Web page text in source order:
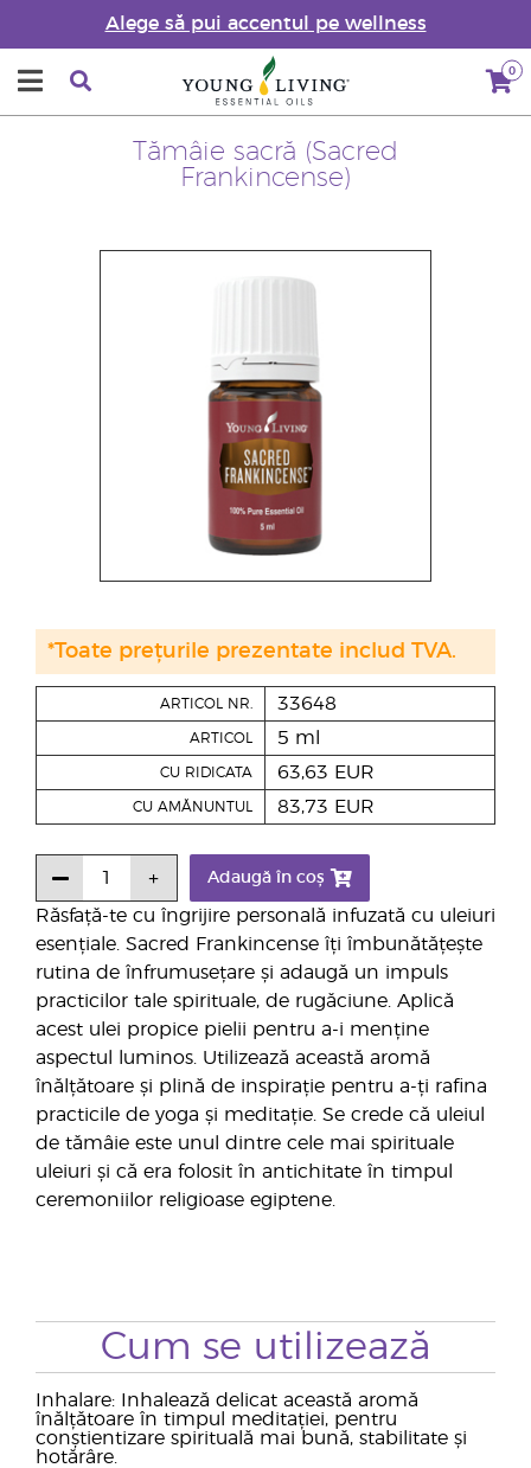
Alege să pui accentul pe wellness
0
Tămâie sacră (Sacred
Frankincense)
Răsfață-te cu îngrijire personală infuzată cu uleiuri
esențiale. Sacred Frankincense îți îmbunătățește
rutina de înfrumusețare și adaugă un impuls
practicilor tale spirituale, de rugăciune. Aplică
acest ulei propice pielii pentru a-i menține
aspectul luminos. Utilizează această aromă
înălțătoare și plină de inspirație pentru a-ți rafina
practicile de yoga și meditație. Se crede că uleiul
de tămâie este unul dintre cele mai spirituale
uleiuri și că era folosit în antichitate în timpul
ceremoniilor religioase egiptene.
ARTICOL NR. 33648
ARTICOL 5 ml
CU RIDICATA 63,63 EUR
CU AMĂNUNTUL 83,73 EUR
Adaugă în coș
*Toate prețurile prezentate includ TVA.
Cum se utilizează
Inhalare: Inhalează delicat această aromă
înălțătoare în timpul meditației, pentru
conștientizare spirituală mai bună, stabilitate și
hotărâre.